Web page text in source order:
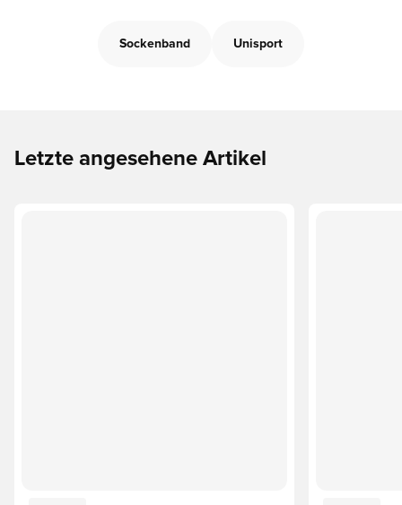
Sockenband Unisport
Letzte angesehene Artikel